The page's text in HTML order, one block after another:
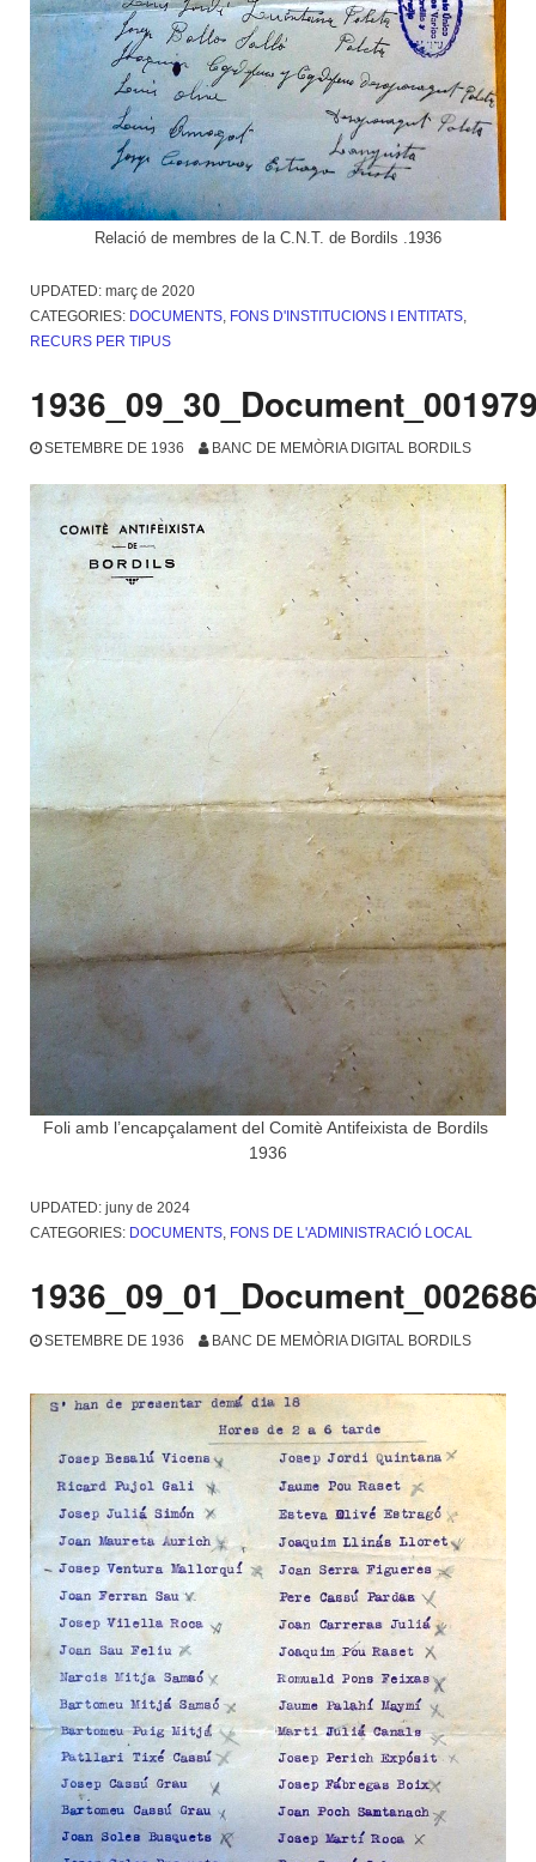
Relació de membres de la C.N.T. de Bordils .1936
UPDATED: març de 2020
CATEGORIES: DOCUMENTS, FONS D'INSTITUCIONS I ENTITATS,
RECURS PER TIPUS
SETEMBRE DE 1936 BANC DE MEMÒRIA DIGITAL BORDILS
Foli amb l’encapçalament del Comitè Antifeixista de Bordils
1936
UPDATED: juny de 2024
CATEGORIES: DOCUMENTS, FONS DE L'ADMINISTRACIÓ LOCAL
SETEMBRE DE 1936 BANC DE MEMÒRIA DIGITAL BORDILS